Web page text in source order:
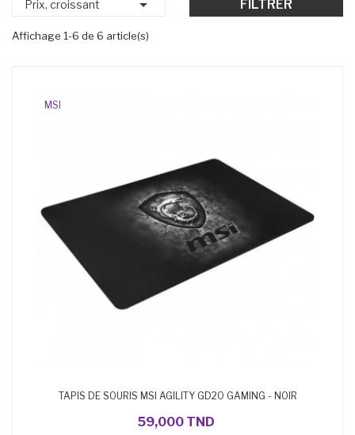
Prix, croissant  FILTRER
Affichage 1-6 de 6 article(s)
MSI
TAPIS DE SOURIS MSI AGILITY GD20 GAMING - NOIR
59,000 TND